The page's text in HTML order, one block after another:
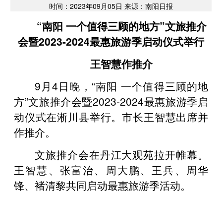
时间：2023年09月05日 来源：南阳日报
“南阳 一个值得三顾的地方”文旅推介
会暨2023-2024最惠旅游季启动仪式举行
王智慧作推介
9月4日晚，“南阳 一个值得三顾的地
方”文旅推介会暨2023-2024最惠旅游季启
动仪式在淅川县举行。市长王智慧出席并
作推介。
文旅推介会在丹江大观苑拉开帷幕。
王智慧、张富治、周大鹏、王兵、周华
锋、褚清黎共同启动最惠旅游季活动。